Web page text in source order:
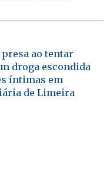
ao tentar
droga escondida
íntimas em
de Limeira